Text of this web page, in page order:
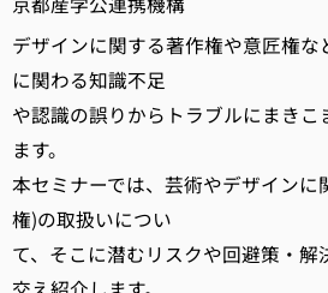
デザインに関する著作権や意匠権
に関わる知識不足
や認識の誤りからトラブルにまきこ
ます。
本セミナーでは、芸術やデザインに
権)の取扱いについ
て、そこに潜むリスクや回避策・解